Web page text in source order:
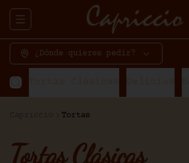
Abrir menu de navegación
¿Dónde quieres pedir?
Tortas
Tortas Clásicas